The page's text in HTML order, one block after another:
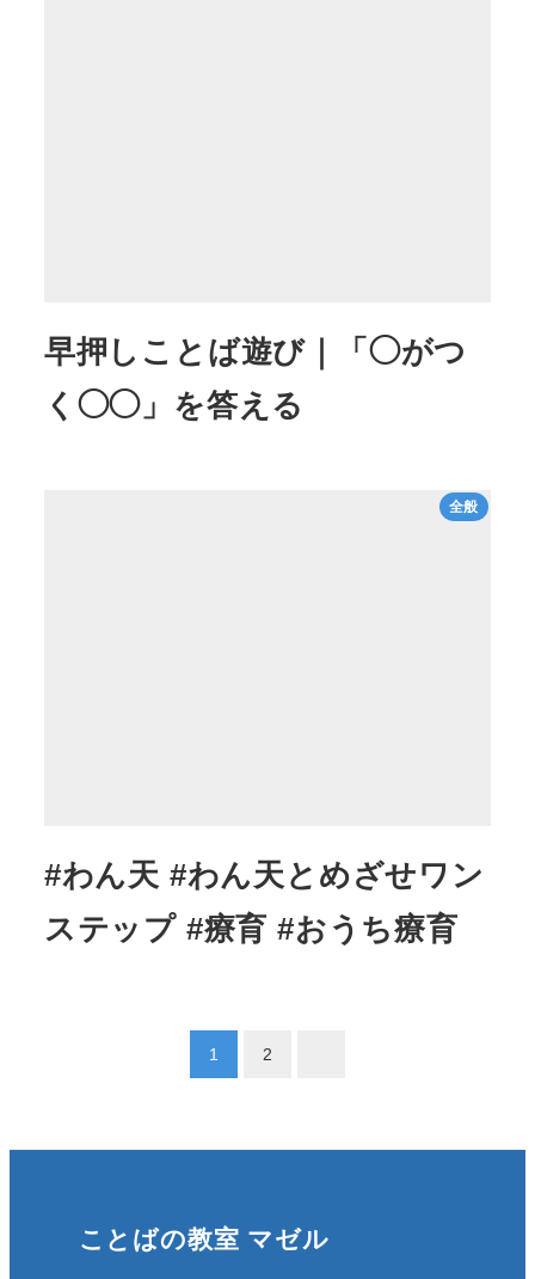
早押しことば遊び｜「◯がつ
く◯◯」を答える
全般
#わん天 #わん天とめざせワン
ステップ #療育 #おうち療育
投
の
ー
1 2
ことばの教室 マゼル